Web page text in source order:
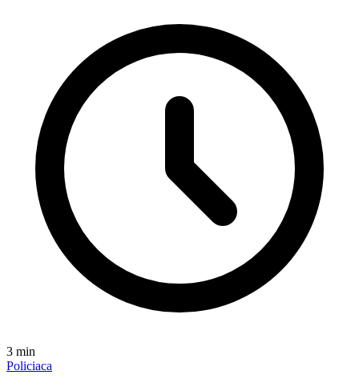
3 min
Policiaca